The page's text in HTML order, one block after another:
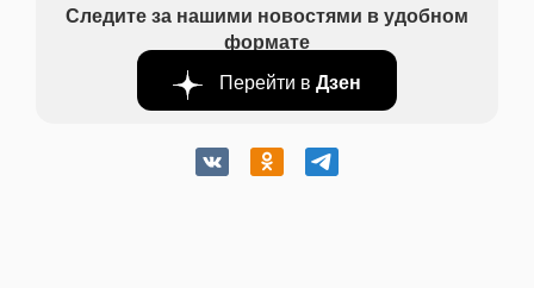
Следите за нашими новостями в удобном
формате
Перейти в Дзен